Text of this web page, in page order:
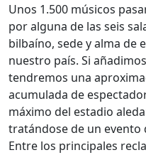
Unos 1.500 músicos
por alguna de las seis
bilbaíno, sede y alma de
nuestro país. Si
tendremos una
acumulada de
máximo del estadio
tratándose de un evento
Entre los principales